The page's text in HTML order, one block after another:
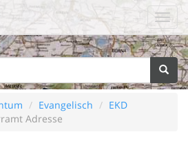
Evangelisch
EKD
Adresse